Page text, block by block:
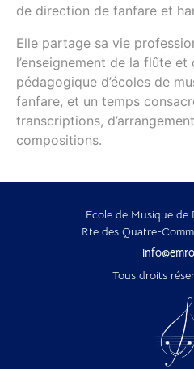
de direction de fanfare et
Elle partage sa vie
l’enseignement de la flûte
pédagogique d’écoles de
fanfare, et un temps
transcriptions,
compositions.
Ecole de Musique de
Rte des Quatre-
Tous droits